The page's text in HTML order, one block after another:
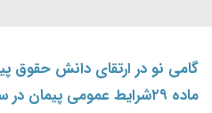
گامی نو در ارتقای دانش حقوق
ماده ۲۹شرایط عمومی پیمان در سنندج